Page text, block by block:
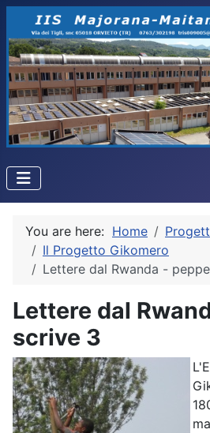
You are here: Home
Il Progetto Gikomero
Lettere dal Rwanda -
Lettere dal
scrive 3